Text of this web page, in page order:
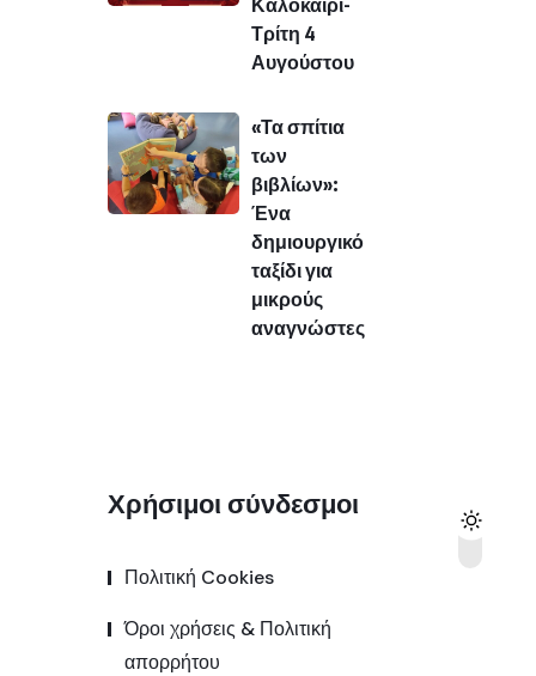
Καλοκαίρι-
Τρίτη 4
Αυγούστου
«Τα σπίτια
των
βιβλίων»:
Ένα
δημιουργικό
ταξίδι για
μικρούς
αναγνώστες
Χρήσιμοι σύνδεσμοι
Πολιτική Cookies
Όροι χρήσεις & Πολιτική
απορρήτου